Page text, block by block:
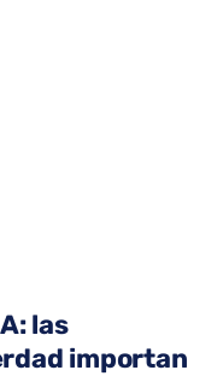
las
importan